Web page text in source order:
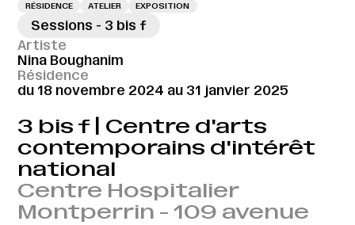
RÉSIDENCE ATELIER EXPOSITION
Sessions - 3 bis f
Artiste
Nina Boughanim
Résidence
du 18 novembre 2024 au 31 janvier 2025
3 bis f | Centre d'arts
contemporains d'intérêt
national
Centre Hospitalier
Montperrin - 109 avenue